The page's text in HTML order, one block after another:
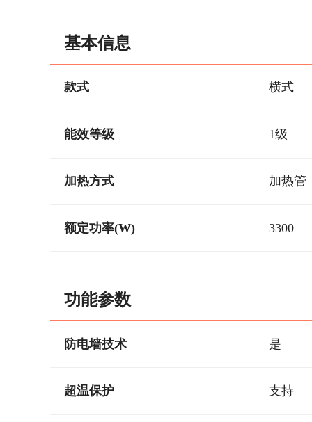
基本信息
款式 横式
能效等级 1级
加热方式 加热管
额定功率(W) 3300
功能参数
防电墙技术 是
超温保护 支持